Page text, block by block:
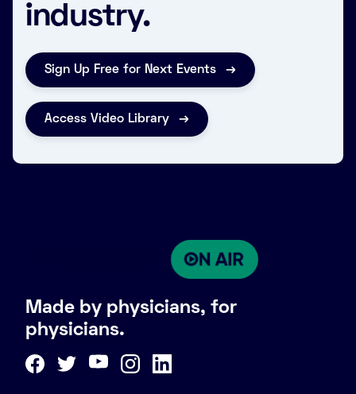
industry.
Sign Up Free for Next Events
Access Video Library
Made by physicians, for
physicians.